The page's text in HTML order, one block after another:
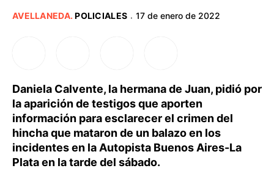
AVELLANEDA.POLICIALES · 17 de enero de 2022
Daniela Calvente, la hermana de Juan, pidió por
la aparición de testigos que aporten
información para esclarecer el crimen del
hincha que mataron de un balazo en los
incidentes en la Autopista Buenos Aires-La
Plata en la tarde del sábado.